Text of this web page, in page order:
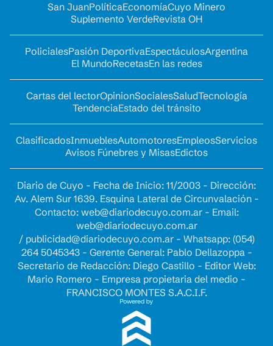
San JuanPolíticaEconomíaCuyo Minero
Suplemento VerdeRevista OH
PolicialesPasión DeportivaEspectáculosArgentina
El MundoRecetasEn las redes
Cartas del lectorOpinionSocialesSaludTecnología
TendenciaEstado del tránsito
ClasificadosInmueblesAutomotoresEmpleosServicios
Avisos Fúnebres y MisasEdictos
Diario de Cuyo - Fecha de Inicio: 11/2003 - Dirección:
Av. Alem Sur 1639. Esquina Lateral de Circunvalación -
Contacto: web@diariodecuyo.com.ar- Email:
web@diariodecuyo.com.ar
/ publicidad@diariodecuyo.com.ar- Whatsapp: (054)
264 5045343 - Gerente General: Pablo Dellazoppa -
Secretario de Redacción: Diego Castillo - Editor Web:
Mario Romero - Empresa propietaria del medio -
FRANCISCO MONTES S.A.C.I.F.